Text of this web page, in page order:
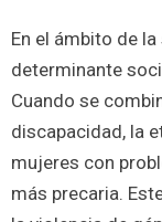
En el ámbito de
determinante
Cuando se
discapacidad, la
mujeres con
más precaria.